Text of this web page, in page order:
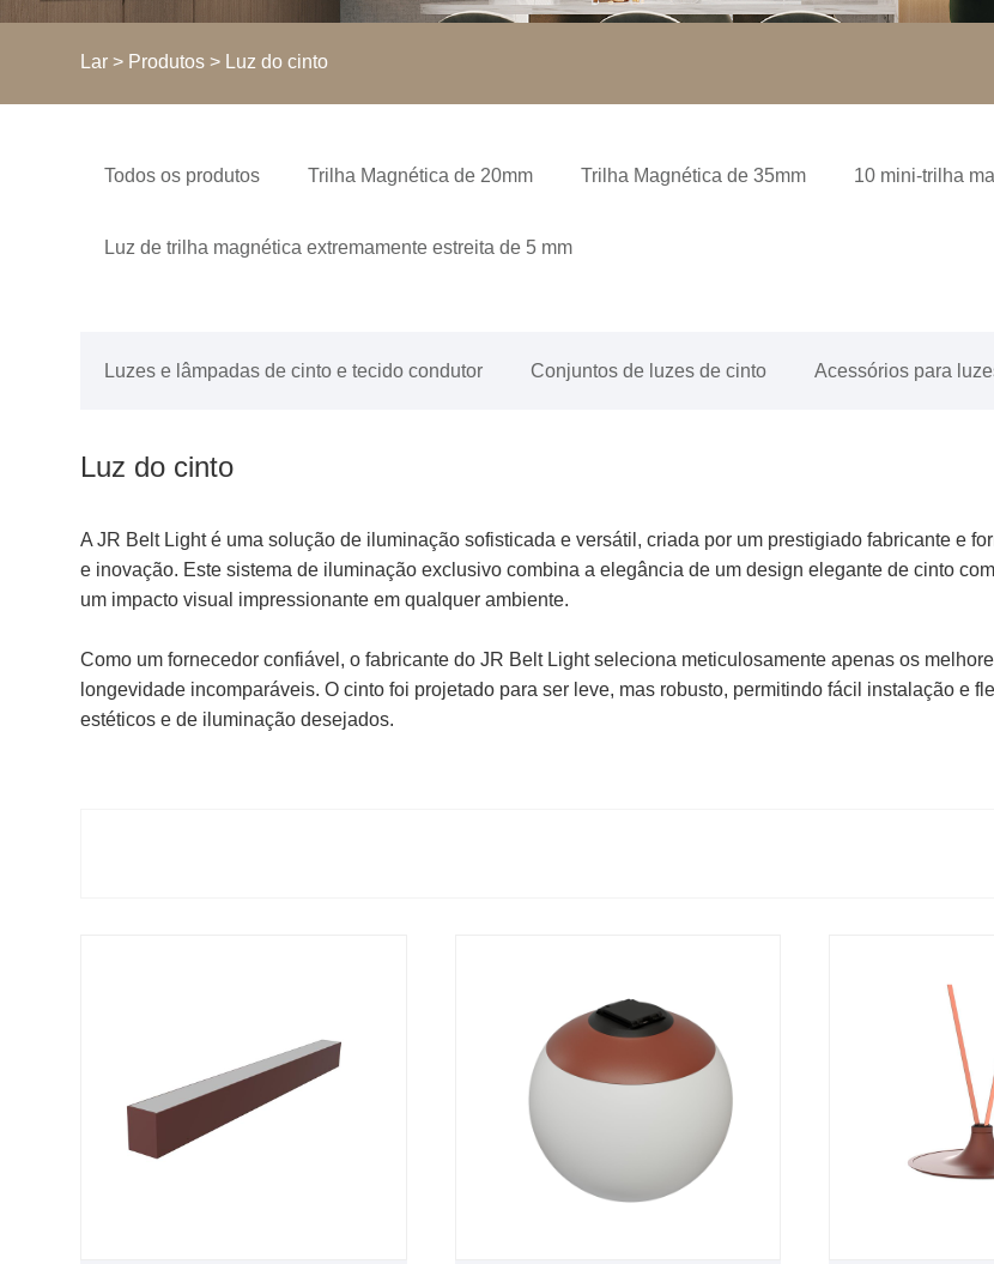
Lar > Produtos > Luz do cinto
Todos os produtos Trilha Magnética de 20mm Trilha Magnética de 35mm 10 mini-trilha
Luz de trilha magnética extremamente estreita de 5 mm
Luzes e lâmpadas de cinto e tecido condutor Conjuntos de luzes de cinto Acessórios para
Luz do cinto
A JR Belt Light é uma solução de iluminação sofisticada e versátil, criada por um prestigiado fabricante e
e inovação. Este sistema de iluminação exclusivo combina a elegância de um design elegante de cinto
um impacto visual impressionante em qualquer ambiente.
Como um fornecedor confiável, o fabricante do JR Belt Light seleciona meticulosamente apenas os
longevidade incomparáveis. O cinto foi projetado para ser leve, mas robusto, permitindo fácil instalação e
estéticos e de iluminação desejados.